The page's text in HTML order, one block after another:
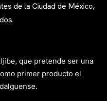
de la Ciudad de México,
que pretende ser una
primer producto el